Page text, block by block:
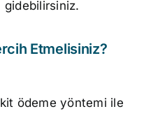
gidebilirsiniz.
Etmelisiniz?
ödeme yöntemi ile